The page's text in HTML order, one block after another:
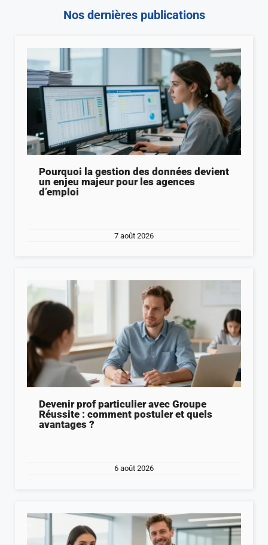
Nos dernières publications
Pourquoi la gestion des données devient
un enjeu majeur pour les agences
d’emploi
7 août 2026
Devenir prof particulier avec Groupe
Réussite : comment postuler et quels
avantages ?
6 août 2026